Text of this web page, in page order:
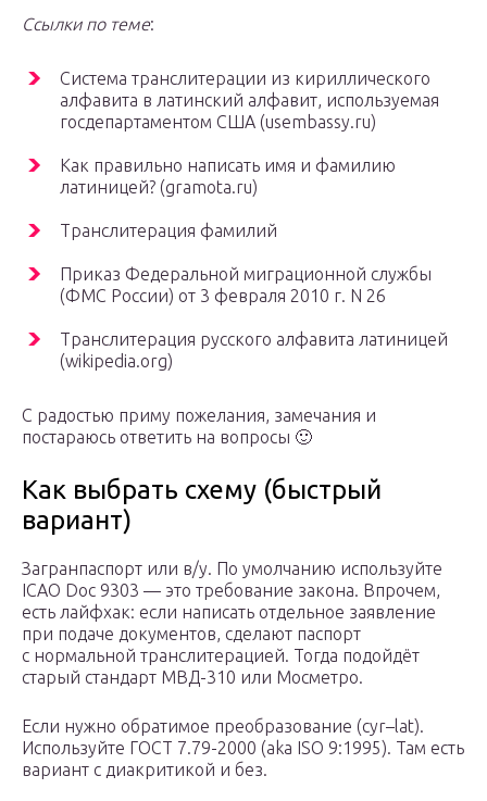
Ссылки по теме:
Система транслитерации из кириллического
алфавита в латинский алфавит, используемая
госдепартаментом США (usembassy.ru)
Как правильно написать имя и фамилию
латиницей? (gramota.ru)
Транслитерация фамилий
Приказ Федеральной миграционной службы
(ФМС России) от 3 февраля 2010 г. N 26
Транслитерация русского алфавита латиницей
(wikipedia.org)
С радостью приму пожелания, замечания и
постараюсь ответить на вопросы 🙂
Как выбрать схему (быстрый
вариант)
Загранпаспорт или в/у. По умолчанию используйте
ICAO Doc 9303 — это требование закона. Впрочем,
есть лайфхак: если написать отдельное заявление
при подаче документов, сделают паспорт
с нормальной транслитерацией. Тогда подойдёт
старый стандарт МВД-310 или Мосметро.
Если нужно обратимое преобразование (cyr–lat).
Используйте ГОСТ 7.79-2000 (aka ISO 9:1995). Там есть
вариант с диакритикой и без.